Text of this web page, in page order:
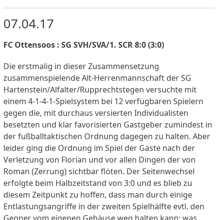
07.04.17
FC Ottensoos : SG SVH/SVA/1. SCR 8:0 (3:0)
Die erstmalig in dieser Zusammensetzung
zusammenspielende Alt-Herrenmannschaft der SG
Hartenstein/Alfalter/Rupprechtstegen versuchte mit
einem 4-1-4-1-Spielsystem bei 12 verfügbaren Spielern
gegen die, mit durchaus versierten Individualisten
besetzten und klar favorisierten Gastgeber zumindest in
der fußballtaktischen Ordnung dagegen zu halten. Aber
leider ging die Ordnung im Spiel der Gäste nach der
Verletzung von Florian und vor allen Dingen der von
Roman (Zerrung) sichtbar flöten. Der Seitenwechsel
erfolgte beim Halbzeitstand von 3:0 und es blieb zu
diesem Zeitpunkt zu hoffen, dass man durch einige
Entlastungsangriffe in der zweiten Spielhälfte evtl. den